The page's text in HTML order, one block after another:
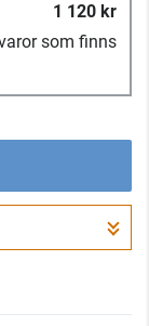
1 120 kr
som finns